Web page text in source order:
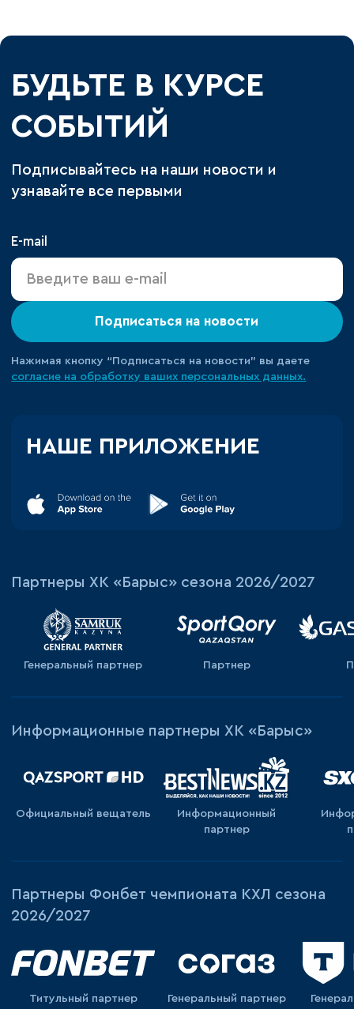
БУДЬТЕ В КУРСЕ
СОБЫТИЙ
Подписывайтесь на наши новости и
узнавайте все первыми
E-mail
Подписаться на новости
Нажимая кнопку “Подписаться на новости” вы даете
согласие на обработку ваших персональных данных.
НАШЕ ПРИЛОЖЕНИЕ
Партнеры ХК «Барыс» сезона 2026/2027
Генеральный партнер Партнер
Информационные партнеры ХК «Барыс»
Официальный вещатель
Информационный
партнер
Партнеры Фонбет чемпионата КХЛ сезона
2026/2027
Титульный партнер Генеральный партнер